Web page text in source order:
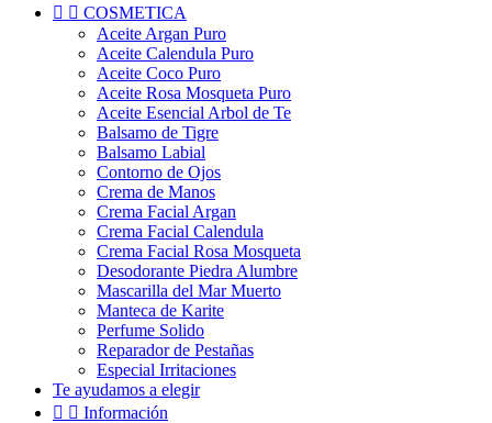
  COSMETICA
Aceite Argan Puro
Aceite Calendula Puro
Aceite Coco Puro
Aceite Rosa Mosqueta Puro
Aceite Esencial Arbol de Te
Balsamo de Tigre
Balsamo Labial
Contorno de Ojos
Crema de Manos
Crema Facial Argan
Crema Facial Calendula
Crema Facial Rosa Mosqueta
Desodorante Piedra Alumbre
Mascarilla del Mar Muerto
Manteca de Karite
Perfume Solido
Reparador de Pestañas
Especial Irritaciones
Te ayudamos a elegir
  Información